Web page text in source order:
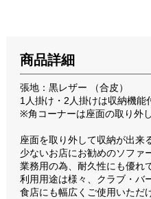
商品詳細
張地：黒レザー （合皮）
1人掛け・2人掛けは収納機能
※角コーナーは座面の取り外
座面を取り外して収納が出来
少ないお店にお勧めのソファ
業務用の為、耐久性にも優れ
利用用途は様々、クラブ・バ
食店にも幅広くご使用いただ